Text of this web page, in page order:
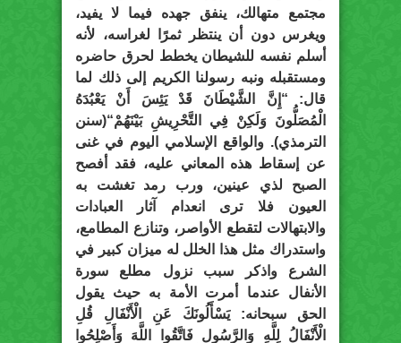
مجتمع متهالك، ينفق جهده فيما لا يفيد،
ويغرس دون أن ينتظر ثمرًا لغراسه، لأنه
أسلم نفسه للشيطان يخطط لحرق حاضره
ومستقبله ونبه رسولنا الكريم إلى ذلك لما
قال: “إِنَّ الشَّيْطَانَ قَدْ يَئِسَ أَنْ يَعْبُدَهُ
الْمُصَلُّونَ وَلَكِنْ فِي التَّحْرِيشِ بَيْنَهُمْ“(سنن
الترمذي). والواقع الإسلامي اليوم في غنى
عن إسقاط هذه المعاني عليه، فقد أفصح
الصبح لذي عينين، ورب رمد تغشت به
العيون فلا ترى انعدام آثار العبادات
والابتهالات لتقطع الأواصر، وتنازع المطامع،
واستدراك مثل هذا الخلل له ميزان كبير في
الشرع واذكر سبب نزول مطلع سورة
الأنفال عندما أمرت الأمة به حيث يقول
الحق سبحانه: يَسْأَلُونَكَ عَنِ الْأَنْفَالِ قُلِ
الْأَنْفَالُ لِلَّهِ وَالرَّسُولِ فَاتَّقُوا اللَّهَ وَأَصْلِحُوا